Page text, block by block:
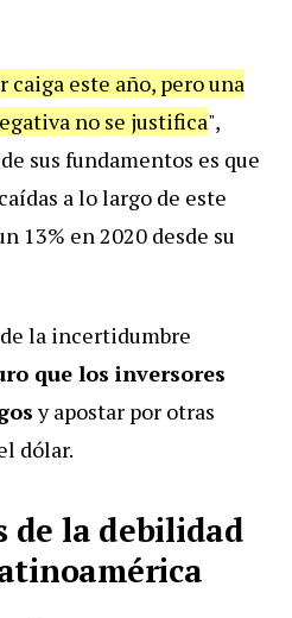
caiga este año, pero una
no se justifica",
sus fundamentos es que
a lo largo de este
13% en 2020 desde su
la incertidumbre
que los inversores
y apostar por otras
dólar.
de la debilidad